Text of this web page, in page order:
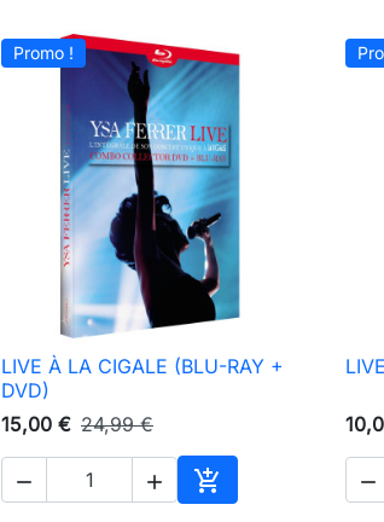
Promo !
 Aperçu rapide
LIVE À LA CIGALE (BLU-RAY +
DVD)
15,00 € 24,99 €
  
Ajouter au panier
